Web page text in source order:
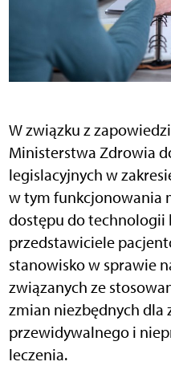
W związku z
Ministerstwa Zdrowia
legislacyjnych w
w tym funkcjonowania
dostępu do technologii
przedstawiciele
stanowisko w sprawie
związanych ze
zmian niezbędnych dla
przewidywalnego i
leczenia.